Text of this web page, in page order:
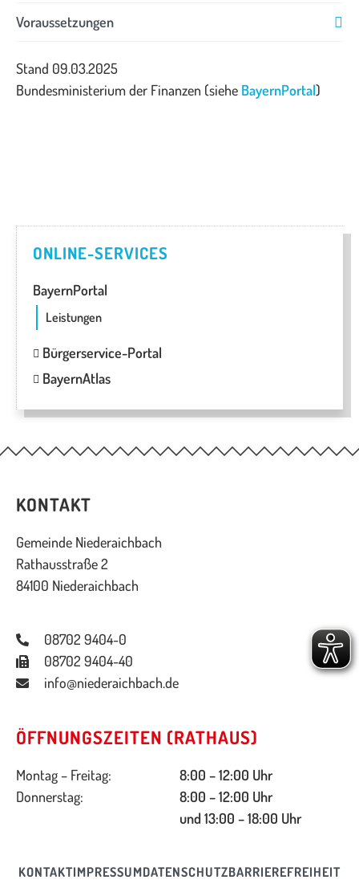
Voraussetzungen
Stand 09.03.2025
Bundesministerium der Finanzen (siehe BayernPortal)
ONLINE-SERVICES
BayernPortal
Leistungen
Bürgerservice-Portal
BayernAtlas
KONTAKT
Gemeinde Niederaichbach
Rathausstraße 2
84100 Niederaichbach
08702 9404-0
08702 9404-40
info@niederaichbach.de
ÖFFNUNGSZEITEN (RATHAUS)
Montag – Freitag:
8:00 – 12:00 Uhr
Donnerstag:
8:00 – 12:00 Uhr
und 13:00 – 18:00 Uhr
KONTAKTIMPRESSUMDATENSCHUTZBARRIEREFREIHEIT